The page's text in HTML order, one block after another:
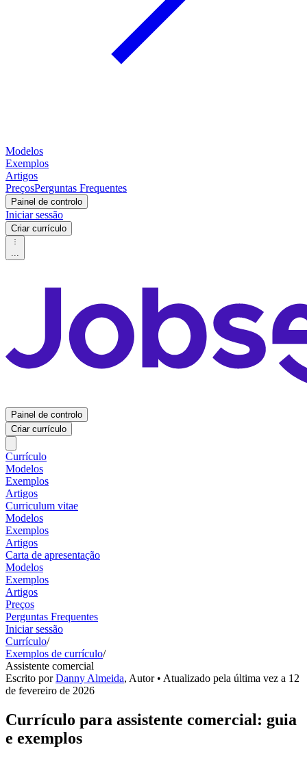
Modelos
Exemplos
Artigos
PreçosPerguntas Frequentes
Painel de controlo
Iniciar sessão
Criar currículo
...
Painel de controlo
Criar currículo
Currículo
Modelos
Exemplos
Artigos
Curriculum vitae
Modelos
Exemplos
Artigos
Carta de apresentação
Modelos
Exemplos
Artigos
Preços
Perguntas Frequentes
Iniciar sessão
Currículo/
Exemplos de currículo/
Assistente comercial
Escrito porDanny Almeida, Autor• Atualizado pela última vez a 12
de fevereiro de 2026
Currículo para assistente comercial: guia
e exemplos